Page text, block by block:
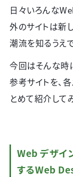
日々いろんな
外のサイトは新
潮流を知るうえ
今回はそんな時
参考サイトを、
とめて紹介して
Web デザイ
するWeb